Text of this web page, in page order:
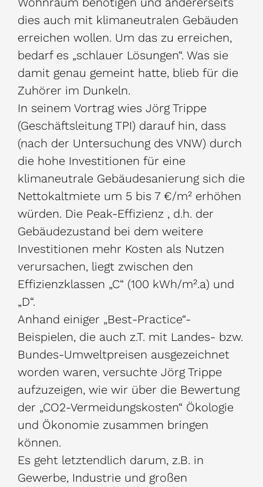
dies auch mit klimaneutralen Gebäuden
erreichen wollen. Um das zu erreichen,
bedarf es „schlauer Lösungen“. Was sie
damit genau gemeint hatte, blieb für die
Zuhörer im Dunkeln.
In seinem Vortrag wies Jörg Trippe
(Geschäftsleitung TPI) darauf hin, dass
(nach der Untersuchung des VNW) durch
die hohe Investitionen für eine
klimaneutrale Gebäudesanierung sich die
Nettokaltmiete um 5 bis 7 €/m² erhöhen
würden. Die Peak-Effizienz , d.h. der
Gebäudezustand bei dem weitere
Investitionen mehr Kosten als Nutzen
verursachen, liegt zwischen den
Effizienzklassen „C“ (100 kWh/m².a) und
„D“.
Anhand einiger „Best-Practice“-
Beispielen, die auch z.T. mit Landes- bzw.
Bundes-Umweltpreisen ausgezeichnet
worden waren, versuchte Jörg Trippe
aufzuzeigen, wie wir über die Bewertung
der „CO2-Vermeidungskosten“ Ökologie
und Ökonomie zusammen bringen
können.
Es geht letztendlich darum, z.B. in
Gewerbe, Industrie und großen